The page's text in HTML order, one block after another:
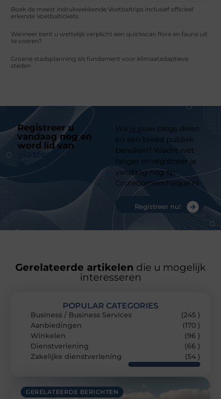
Boek de meest indrukwekkende Voetbaltrips inclusief officieel
erkende Voetbaltickets
Wanneer bent u wettelijk verplicht een quickscan flora en fauna uit
te voeren?
Groene stadsplanning als fundament voor klimaatadaptieve
steden
Registreer u
vandaag nog en
word lid van
platform
Wil jij jouw blogs delen
en een breed publiek
bereiken? Wacht niet
langer en registreer je
vandaag nog op
Grotebomencheque.nl
Registreer nu!
Gerelateerde artikelen die u mogelijk
interesseren
GERELATEERDE BERICHTEN
POPULAR CATEGORIES
Business / Business Services
(245 )
Aanbiedingen
(170 )
Winkelen
(96 )
Dienstverlening
(66 )
Zakelijke dienstverlening
(54 )